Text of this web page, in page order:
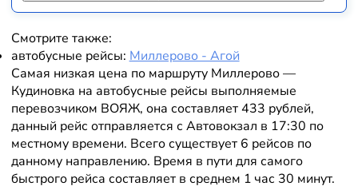
Смотрите также:
автобусные рейсы:Миллерово - Агой
Самая низкая цена по маршруту Миллерово —
Кудиновка на автобусные рейсы выполняемые
перевозчиком ВОЯЖ, она составляет 433 рублей,
данный рейс отправляется с Автовокзал в 17:30 по
местному времени. Всего существует 6 рейсов по
данному направлению. Время в пути для самого
быстрого рейса составляет в среднем 1 час 30 минут.